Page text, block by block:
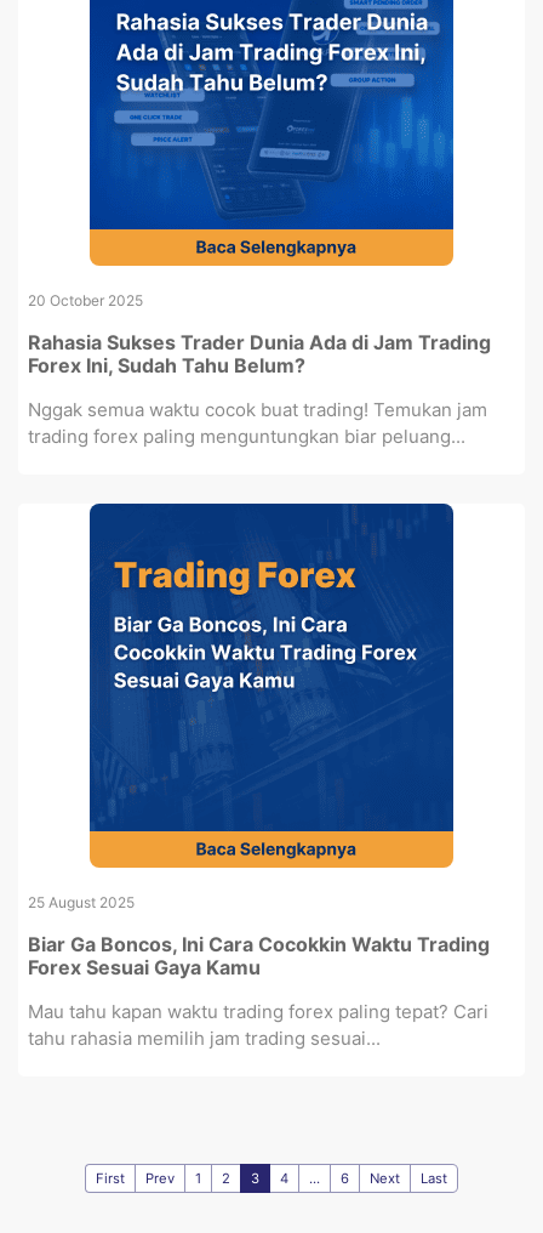
20 October 2025
Rahasia Sukses Trader Dunia Ada di Jam Trading
Forex Ini, Sudah Tahu Belum?
Nggak semua waktu cocok buat trading! Temukan jam
trading forex paling menguntungkan biar peluang...
25 August 2025
Biar Ga Boncos, Ini Cara Cocokkin Waktu Trading
Forex Sesuai Gaya Kamu
Mau tahu kapan waktu trading forex paling tepat? Cari
tahu rahasia memilih jam trading sesuai...
First Prev 1 2 3 4 ... 6 Next Last